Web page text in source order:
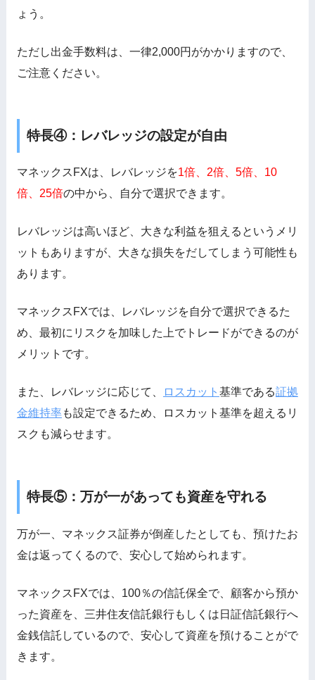
ょう。
ただし出金手数料は、一律2,000円がかかりますので、
ご注意ください。
特長④：レバレッジの設定が自由
マネックスFXは、レバレッジを1倍、2倍、5倍、10
倍、25倍の中から、自分で選択できます。
レバレッジは高いほど、大きな利益を狙えるというメリ
ットもありますが、大きな損失をだしてしまう可能性も
あります。
マネックスFXでは、レバレッジを自分で選択できるた
め、最初にリスクを加味した上でトレードができるのが
メリットです。
また、レバレッジに応じて、 ロスカット 基準である証拠
金維持率も設定できるため、ロスカット基準を超えるリ
スクも減らせます。
特長⑤：万が一があっても資産を守れる
万が一、マネックス証券が倒産したとしても、預けたお
金は返ってくるので、安心して始められます。
マネックスFXでは、100％の信託保全で、顧客から預か
った資産を、三井住友信託銀行もしくは日証信託銀行へ
金銭信託しているので、安心して資産を預けることがで
きます。